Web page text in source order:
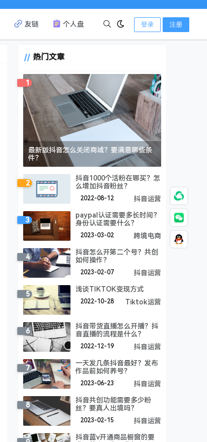
友链 个人盘 登录 注册
热门文章
1
最新版抖音怎么关闭商城？要满意哪些条
件？
2
抖音1000个活粉在哪买？怎
么增加抖音粉丝？
2022-08-12 抖音运营
3
paypal认证需要多长时间？
身份认证需要什么？
2023-03-02 跨境电商
4
抖音怎么开第二个号？共创
如何操作？
2023-02-07 抖音运营
5
浅谈TIKTOK变现方式
2022-10-28 Tiktok运营
6
抖音带货直播怎么开播？抖
音直播的流程是什么？
2022-12-19 抖音运营
7
一天发几条抖音最好？发布
作品前如何养号？
2023-06-23 抖音运营
8
抖音共创功能需要多少粉
丝？要真人出境吗？
2023-02-15 抖音运营
抖音蓝v开通商品橱窗的要